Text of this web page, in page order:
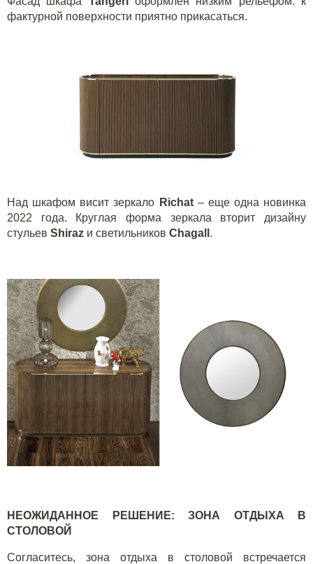
фактурной поверхности приятно прикасаться.
Над шкафом висит зеркало Richat – еще одна новинка
2022 года. Круглая форма зеркала вторит дизайну
стульев Shiraz и светильников Chagall .
НЕОЖИДАННОЕ РЕШЕНИЕ: ЗОНА ОТДЫХА В
СТОЛОВОЙ
Согласитесь, зона отдыха в столовой встречается